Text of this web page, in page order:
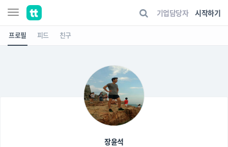
기업담당자 시작하기
프로필 피드 친구
장윤석